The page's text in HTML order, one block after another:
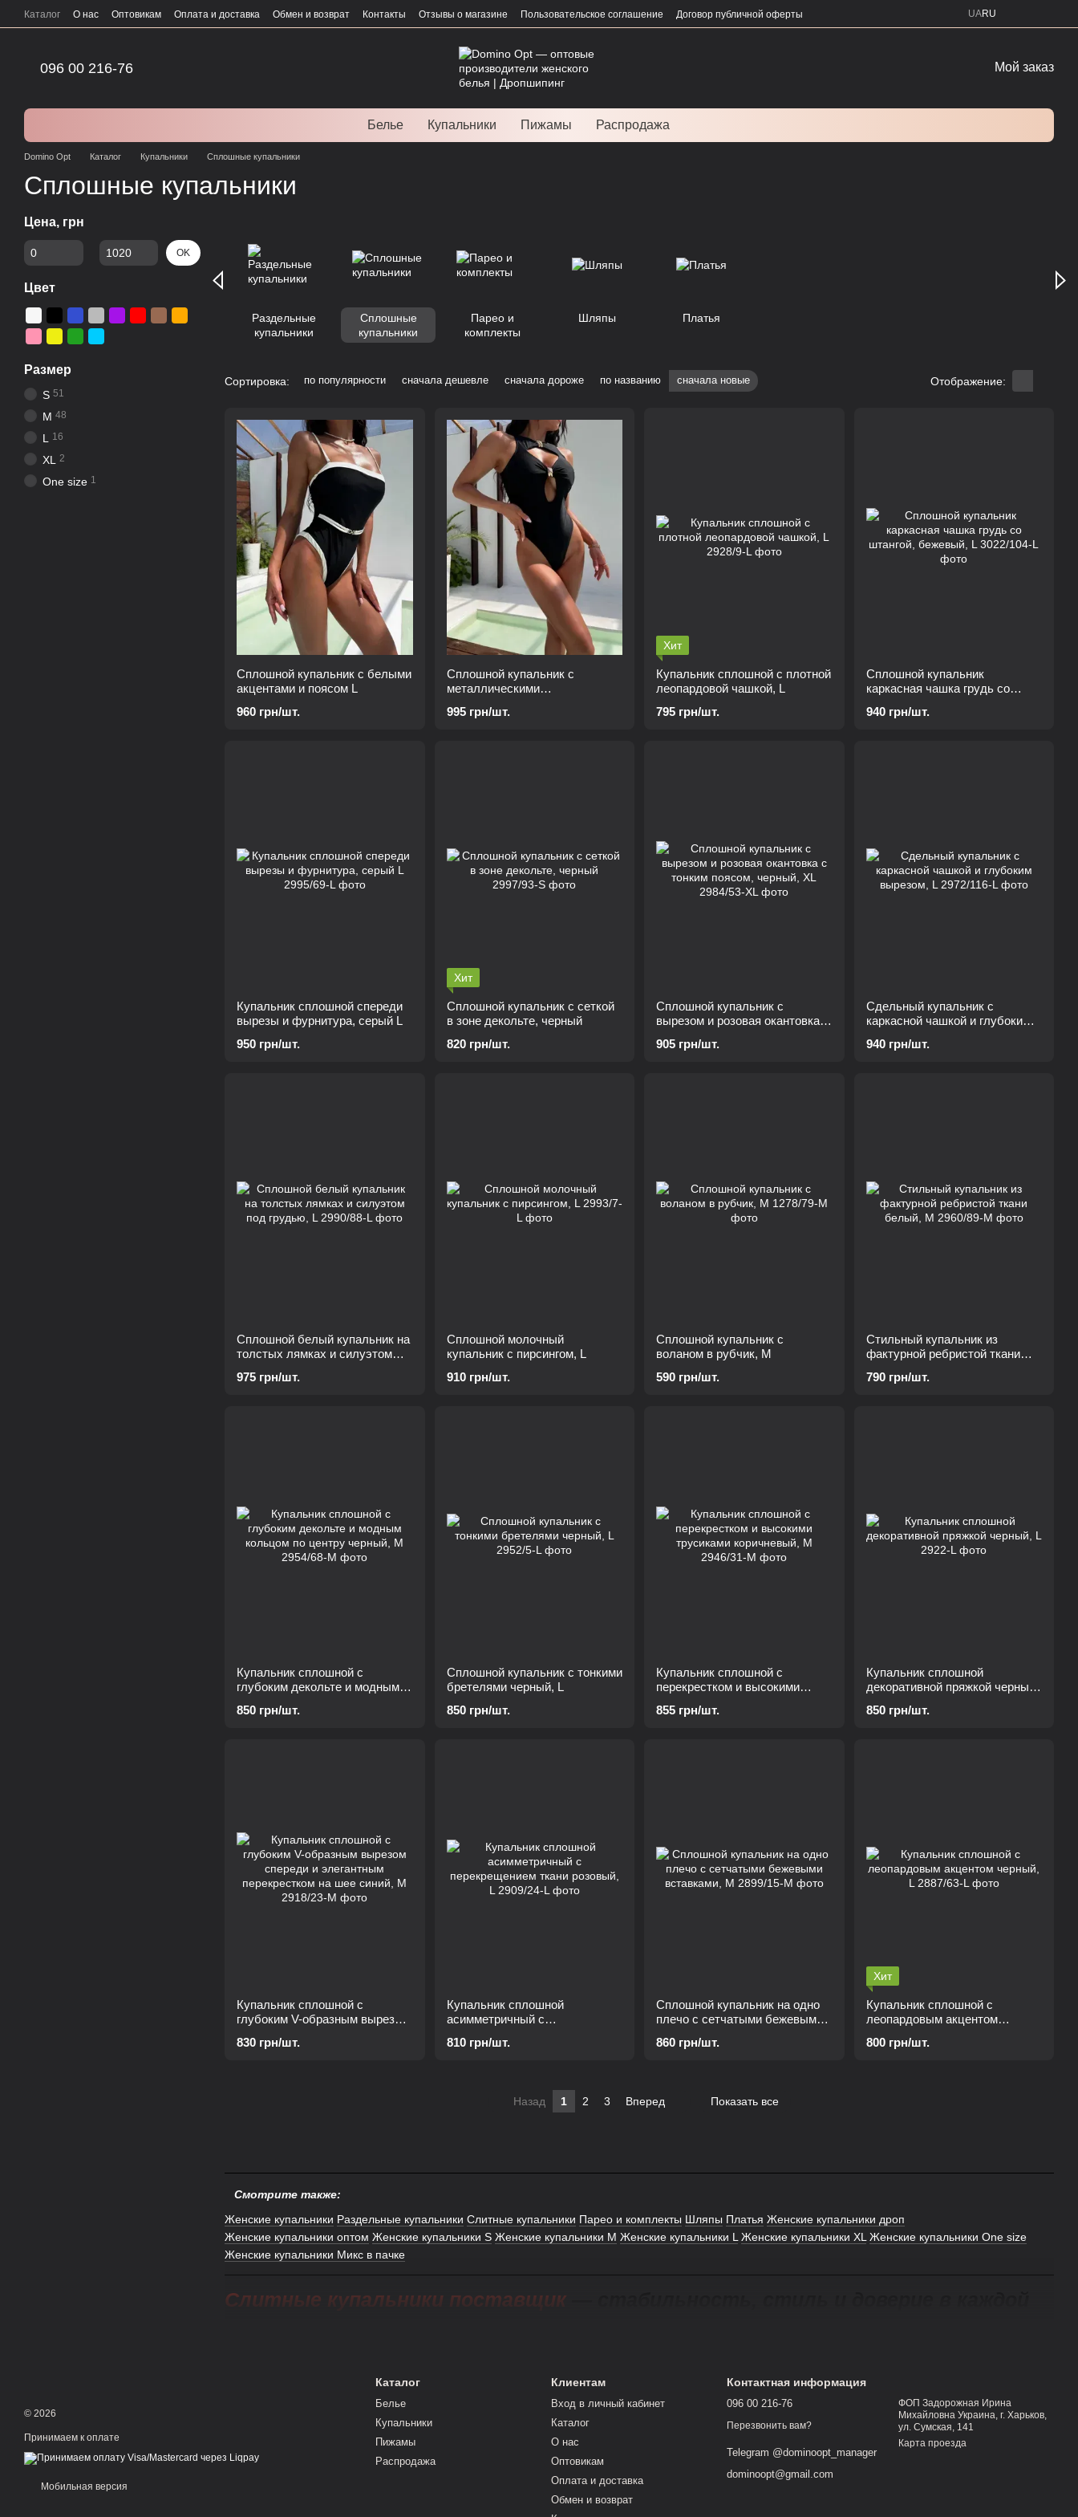
Перейти к основному контенту
Каталог О нас Оптовикам Оплата и доставка Обмен и возврат Контакты Отзывы о магазине Пользовательское соглашение Договор публичной оферты UARU
096 00 216-76 Мой заказ
Белье Купальники Пижамы Распродажа
Domino Opt Каталог Купальники Сплошные купальники
Сплошные купальники
Раздельные
купальники
Сплошные
купальники
Парео и
комплекты
Шляпы Платья
Сортировка: по популярности сначала дешевле сначала дороже по названию сначала новые Отображение:
Смотрите также:
Женские купальники Раздельные купальники Слитные купальники Парео и комплекты Шляпы Платья Женские купальники дроп
Женские купальники оптом Женские купальники S Женские купальники M Женские купальники L Женские купальники XL Женские купальники One size
Женские купальники Микс в пачке
Слитные купальники поставщик
предлагаем оптовые поставки с большим выбором моделей — от классики до актуальных трендовых решений.
В каталоге представлены слитные купальники от поставщика, которые сочетают комфорт, долговечность и привлекательный
внешний вид. Модели созданы из эластичных материалов, которые сохраняют форму, не выцветают и подходят для разных
типов фигуры. Это делает Domino Opt надёжным партнёром для тех, кто ищет поставщика слитных купальников с проверенной
Наши клиенты получают не только качественную продукцию, но и полную информационную поддержку. Вы можете выбрать
Сплошной купальник с белыми
акцентами и поясом L
960 грн/шт.
Сплошной купальник с
металлическими
995 грн/шт.
Хит
Купальник сплошной с плотной
леопардовой чашкой, L
795 грн/шт.
Сплошной купальник
каркасная чашка грудь со
940 грн/шт.
Купальник сплошной спереди
вырезы и фурнитура, серый L
950 грн/шт.
Хит
Сплошной купальник с сеткой
в ​​зоне декольте, черный
820 грн/шт.
Сплошной купальник с
вырезом и розовая окантовка с
905 грн/шт.
Сдельный купальник с
каркасной чашкой и глубоким
940 грн/шт.
Сплошной белый купальник на
толстых лямках и силуэтом
975 грн/шт.
Сплошной молочный
купальник с пирсингом, L
910 грн/шт.
Сплошной купальник с
воланом в рубчик, М
590 грн/шт.
Стильный купальник из
фактурной ребристой ткани
790 грн/шт.
Купальник сплошной с
глубоким декольте и модным
850 грн/шт.
Сплошной купальник с тонкими
бретелями черный, L
850 грн/шт.
Купальник сплошной с
перекрестком и высокими
855 грн/шт.
Купальник сплошной
декоративной пряжкой черный,
850 грн/шт.
Купальник сплошной с
глубоким V-образным вырезом
перекрестком на шее синий, М
830 грн/шт.
Купальник сплошной
асимметричный с
L
810 грн/шт.
Сплошной купальник на одно
плечо с сетчатыми бежевыми
860 грн/шт.
Хит
Купальник сплошной с
леопардовым акцентом
800 грн/шт.
Назад 1 2 3 Вперед Показать все
Цена, грн
От Цена, грн
До Цена, грн OK
Цвет
Размер
S 51
M 48
L 16
XL 2
One size 1
© 2026
Принимаем к оплате
Мобильная версия
Каталог
Белье
Купальники
Пижамы
Распродажа
Клиентам
Вход в личный кабинет
Каталог
О нас
Оптовикам
Оплата и доставка
Обмен и возврат
Контактная информация
096 00 216-76
Перезвонить вам?
Telegram @dominoopt_manager
dominoopt@gmail.com
ФОП Задорожная Ирина
Михайловна Украина, г. Харьков,
ул. Сумская, 141
Карта проезда